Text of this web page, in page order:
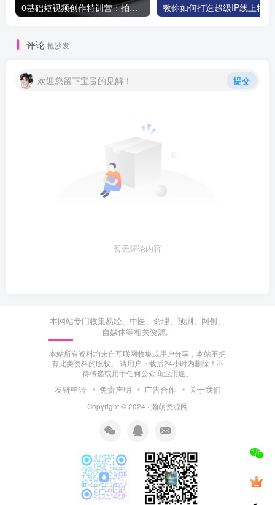
0基础短视频创作特训营：拍摄+剪辑+创作+变现方法
评论 抢沙发
欢迎您留下宝贵的见解！ 提交
暂无评论内容
本网站专门收集易经、中医、命理、预测、网创、
自媒体等相关资源。
本站所有资料均来自互联网收集或用户分享，本站不拥
有此类资料的版权。 请用户下载后24小时内删除！不
得传递或用于任何公众商业用途。
友链申请 免责声明 广告合作 关于我们
Copyright © 2024 · 瀚萌资源网